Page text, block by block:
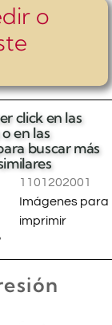
o
click en las
en las
buscar más
1101202001
Imágenes para
imprimir